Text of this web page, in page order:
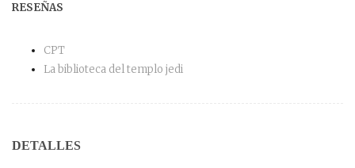
RESEÑAS
CPT
La biblioteca del templo jedi
DETALLES